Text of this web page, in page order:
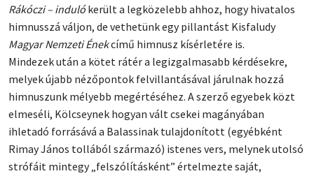
Rákóczi – indulókerült a legközelebb ahhoz, hogy hivatalos
himnusszá váljon, de vethetünk egy pillantást Kisfaludy
Magyar Nemzeti Énekcímű himnusz kísérletére is.
Mindezek után a kötet rátér a legizgalmasabb kérdésekre,
melyek újabb nézőpontok felvillantásával járulnak hozzá
himnuszunk mélyebb megértéséhez. A szerző egyebek közt
elmeséli, Kölcseynek hogyan vált csekei magányában
ihletadó forrásává a Balassinak tulajdonított (egyébként
Rimay János tollából származó) istenes vers, melynek utolsó
strófáit mintegy „felszólításként” értelmezte saját,